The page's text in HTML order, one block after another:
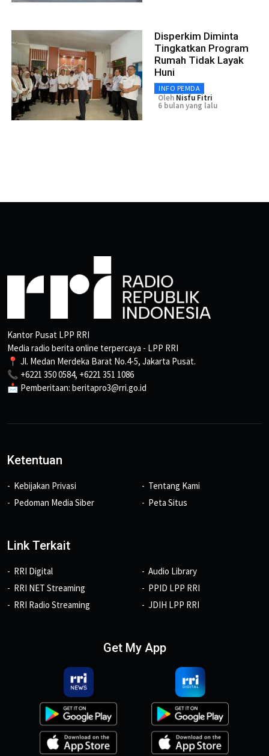
Disperkim Diminta
Tingkatkan Program
Rumah Tidak Layak
Huni
INFO PEMDA
Oleh Nisfu Fitri
6 bulan yang lalu
Kantor Pusat LPP RRI
Media radio berita online terpercaya - LPP RRI
📍 Jl. Medan Merdeka Barat No.4-5, Jakarta Pusat.
📞 +6221 350 0584, +6221 351 1086
📩 Pemberitaan: beritapro3@rri.go.id
Ketentuan
Kebijakan Privasi
Pedoman Media Siber
Tentang Kami
Peta Situs
Link Terkait
RRI Digital
RRI NET Streaming
RRI Radio Streaming
Audio Library
PPID LPP RRI
JDIH LPP RRI
Get My App